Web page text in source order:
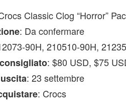
Classic Clog “Horror”
: Da confermare
90H, 210510-90H,
: $80 USD, $75
: 23 settembre
: Crocs